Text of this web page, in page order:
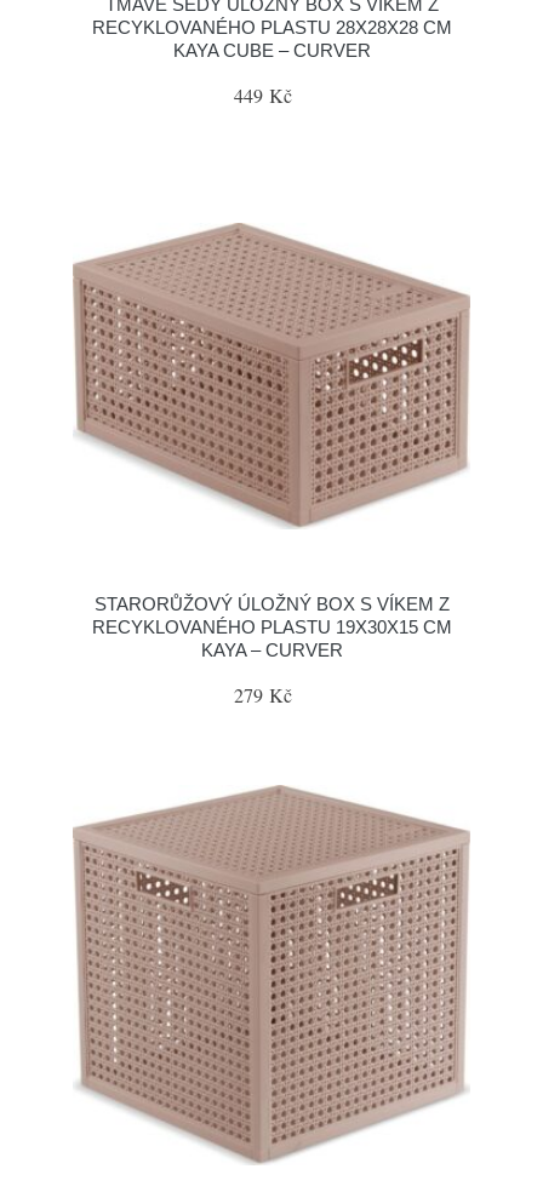
TMAVĚ ŠEDÝ ÚLOŽNÝ BOX S VÍKEM Z
RECYKLOVANÉHO PLASTU 28X28X28 CM
KAYA CUBE – CURVER
449 Kč
STARORŮŽOVÝ ÚLOŽNÝ BOX S VÍKEM Z
RECYKLOVANÉHO PLASTU 19X30X15 CM
KAYA – CURVER
279 Kč